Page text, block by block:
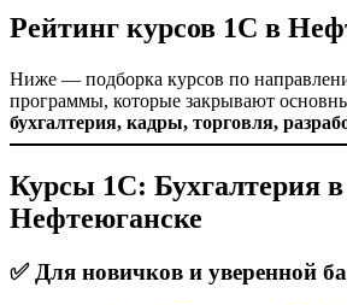
Рейтинг курсов 1С в
Ниже — подборка курсов по
программы, которые закрывают
бухгалтерия, кадры, торговля,
Курсы 1С: Бухгалтерия в
Нефтеюганске
✅ Для новичков и уверенной